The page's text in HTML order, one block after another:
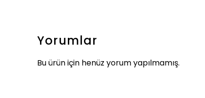
Yorumlar
Bu ürün için henüz yorum yapılmamış.